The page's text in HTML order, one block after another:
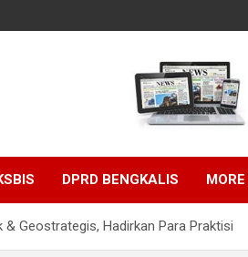
DPRD BENGKALIS MORE
Geostrategis, Hadirkan Para Praktisi